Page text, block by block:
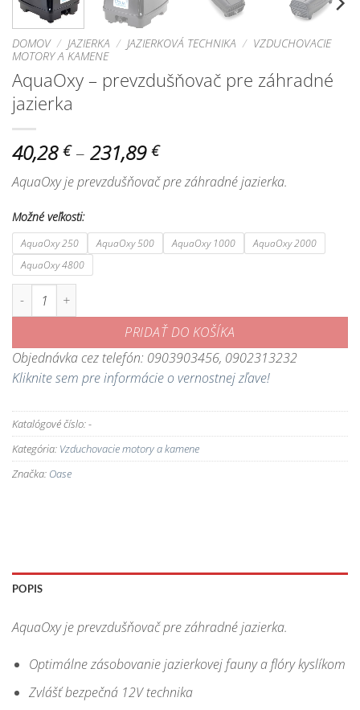
DOMOV / JAZIERKA / JAZIERKOVÁ TECHNIKA / VZDUCHOVACIE
MOTORY A KAMENE
AquaOxy – prevzdušňovač pre záhradné
jazierka
40,28 € – 231,89 €Price
range:
40,28 €
231,89 €
AquaOxy je prevzdušňovač pre záhradné jazierka.
Možné veľkosti:
AquaOxy 250 AquaOxy 500 AquaOxy 1000
AquaOxy 2000
AquaOxy 4800
množstvo AquaOxy - prevzdušňovač pre záhradné jazierka
PRIDAŤ DO KOŠÍKA
Objednávka cez telefón: 0903903456, 0902313232
Kliknite sem pre informácie o vernostnej zľave!
Katalógové číslo:-
Kategória: Vzduchovacie motory a kamene
Značka: Oase
POPIS
AquaOxy je prevzdušňovač pre záhradné jazierka.
Optimálne zásobovanie jazierkovej fauny a flóry kyslíkom
Zvlášť bezpečná 12V technika